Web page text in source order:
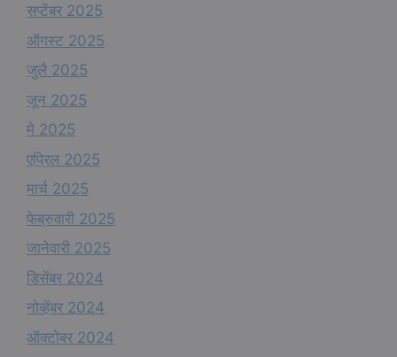
सप्टेंबर 2025
ऑगस्ट 2025
जुलै 2025
जून 2025
मे 2025
एप्रिल 2025
मार्च 2025
फेब्रुवारी 2025
जानेवारी 2025
डिसेंबर 2024
नोव्हेंबर 2024
ऑक्टोबर 2024